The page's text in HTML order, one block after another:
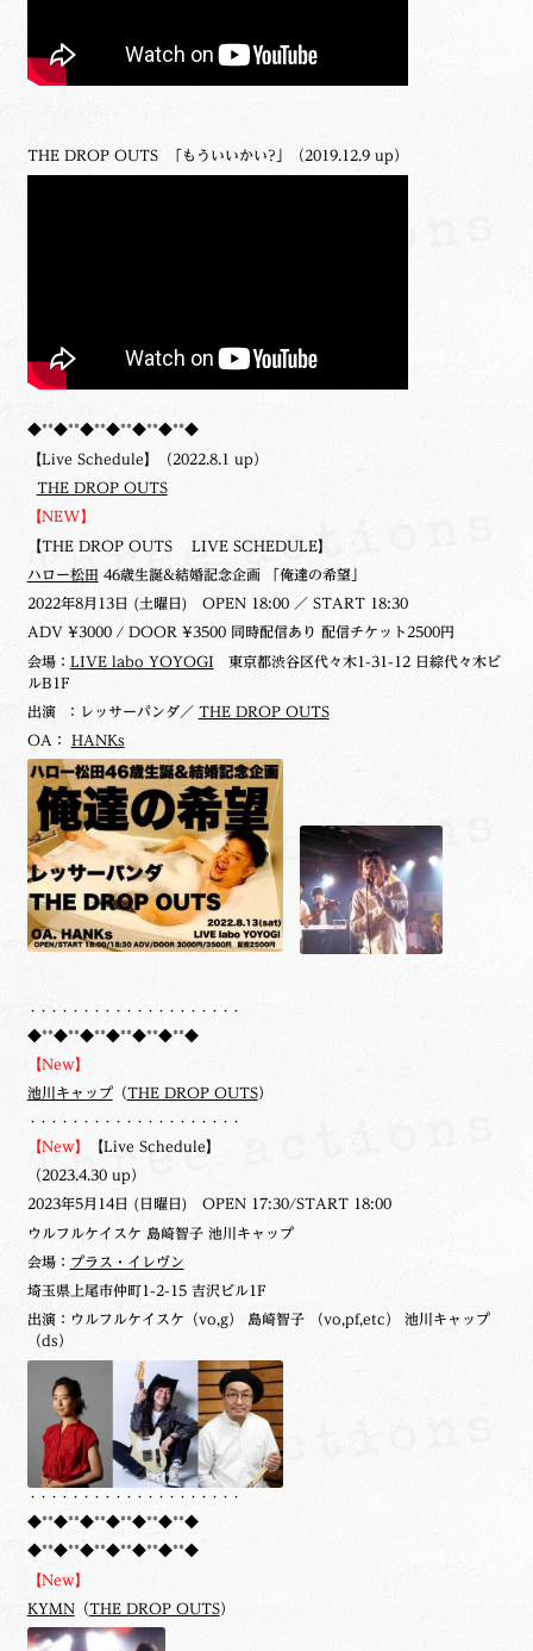
THE DROP OUTS 「もういいかい?」（2019.12.9 up）
◆**◆**◆**◆**◆**◆**◆
【Live Schedule】（2022.8.1 up）
THE DROP OUTS
【NEW】
【THE DROP OUTS LIVE SCHEDULE】
ハロー松田 46歳生誕&結婚記念企画 「俺達の希望」
2022年8月13日 (土曜日) OPEN 18:00 ／ START 18:30
ADV ¥3000 / DOOR ¥3500 同時配信あり 配信チケット2500円
会場： LIVE labo YOYOGI 東京都渋谷区代々木1-31-12 日綜代々木ビ
ルB1F
出演 ：レッサーパンダ／ THE DROP OUTS
OA： HANKs
・・・・・・・・・・・・・・・・・・・・
◆**◆**◆**◆**◆**◆**◆
【New】
池川キャップ（THE DROP OUTS）
・・・・・・・・・・・・・・・・・・・・
【New】 【Live Schedule】
（2023.4.30 up）
2023年5月14日 (日曜日) OPEN 17:30/START 18:00
ウルフルケイスケ 島崎智子 池川キャップ
会場： プラス・イレヴン
埼玉県上尾市仲町1-2-15 吉沢ビル1F
出演：ウルフルケイスケ（vo,g） 島崎智子 （vo,pf,etc） 池川キャップ
（ds）
・・・・・・・・・・・・・・・・・・・・
◆**◆**◆**◆**◆**◆**◆
◆**◆**◆**◆**◆**◆**◆
【New】
KYMN（THE DROP OUTS）